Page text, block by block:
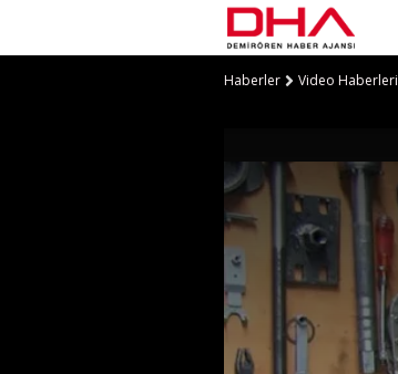
Haberler Video Haberleri